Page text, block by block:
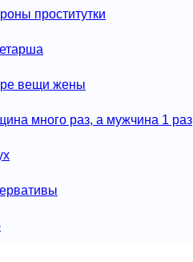
проститутки
вещи жены
много раз, а мужчина 1 раз